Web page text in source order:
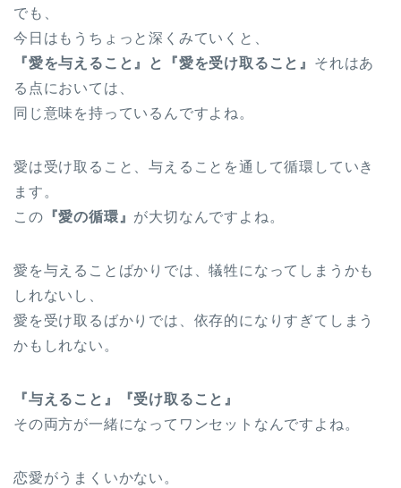
でも、
今日はもうちょっと深くみていくと、
『愛を与えること』と『愛を受け取ること』 それはあ
る点においては、
同じ意味を持っているんですよね。
愛は受け取ること、与えることを通して循環していき
ます。
この 『愛の循環』 が大切なんですよね。
愛を与えることばかりでは、犠牲になってしまうかも
しれないし、
愛を受け取るばかりでは、依存的になりすぎてしまう
かもしれない。
『与えること』『受け取ること』
その両方が一緒になってワンセットなんですよね。
恋愛がうまくいかない。